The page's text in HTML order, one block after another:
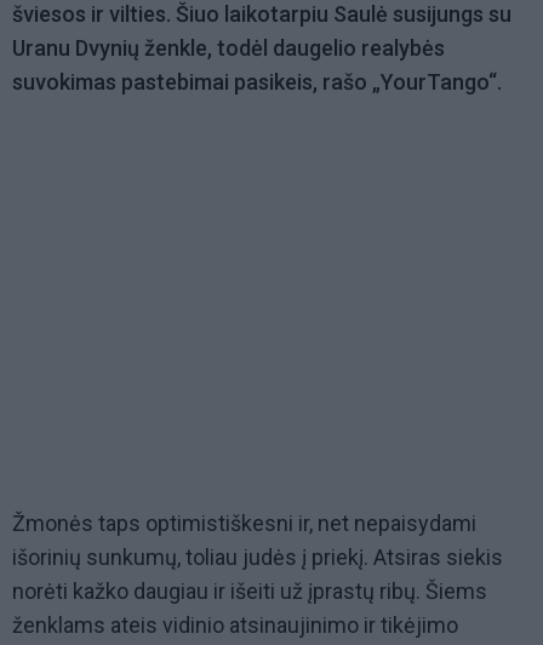
šviesos ir vilties. Šiuo laikotarpiu Saulė susijungs su
Uranu Dvynių ženkle, todėl daugelio realybės
suvokimas pastebimai pasikeis, rašo „YourTango“.
Žmonės taps optimistiškesni ir, net nepaisydami
išorinių sunkumų, toliau judės į priekį. Atsiras siekis
norėti kažko daugiau ir išeiti už įprastų ribų. Šiems
ženklams ateis vidinio atsinaujinimo ir tikėjimo